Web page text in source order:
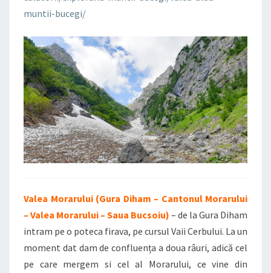
muntii-bucegi/
Valea Morarului (Gura Diham – Cantonul Morarului
– Valea Morarului – Saua Bucsoiu) – de la Gura Diham
intram pe o poteca firava, pe cursul Vaii Cerbului. La un
moment dat dam de confluența a doua râuri, adică cel
pe care mergem si cel al Morarului, ce vine din